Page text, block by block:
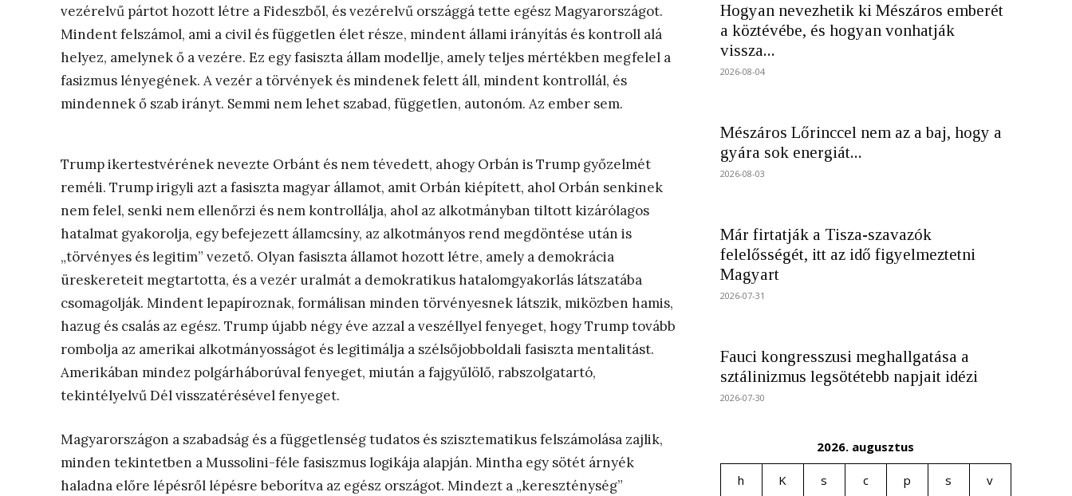
vezérelvű pártot hozott létre a Fideszből, és vezérelvű országgá tette egész Magyarországot.
Mindent felszámol, ami a civil és független élet része, mindent állami irányítás és kontroll alá
helyez, amelynek ő a vezére. Ez egy fasiszta állam modellje, amely teljes mértékben megfelel a
fasizmus lényegének. A vezér a törvények és mindenek felett áll, mindent kontrollál, és
mindennek ő szab irányt. Semmi nem lehet szabad, független, autonóm. Az ember sem.
Trump ikertestvérének nevezte Orbánt és nem tévedett, ahogy Orbán is Trump győzelmét
reméli. Trump irigyli azt a fasiszta magyar államot, amit Orbán kiépített, ahol Orbán senkinek
nem felel, senki nem ellenőrzi és nem kontrollálja, ahol az alkotmányban tiltott kizárólagos
hatalmat gyakorolja, egy befejezett államcsíny, az alkotmányos rend megdöntése után is
„törvényes és legitim” vezető. Olyan fasiszta államot hozott létre, amely a demokrácia
üreskereteit megtartotta, és a vezér uralmát a demokratikus hatalomgyakorlás látszatába
csomagolják. Mindent lepapíroznak, formálisan minden törvényesnek látszik, miközben hamis,
hazug és csalás az egész. Trump újabb négy éve azzal a veszéllyel fenyeget, hogy Trump tovább
rombolja az amerikai alkotmányosságot és legitimálja a szélsőjobboldali fasiszta mentalitást.
Amerikában mindez polgárháborúval fenyeget, miután a fajgyűlölő, rabszolgatartó,
tekintélyelvű Dél visszatérésével fenyeget.
Magyarországon a szabadság és a függetlenség tudatos és szisztematikus felszámolása zajlik,
minden tekintetben a Mussolini-féle fasiszmus logikája alapján. Mintha egy sötét árnyék
haladna előre lépésről lépésre beborítva az egész országot. Mindezt a „kereszténység”
Hogyan nevezhetik ki Mészáros emberét
a köztévébe, és hogyan vonhatják
vissza...
2026-08-04
Mészáros Lőrinccel nem az a baj, hogy a
gyára sok energiát...
2026-08-03
Már firtatják a Tisza-szavazók
felelősségét, itt az idő figyelmeztetni
Magyart
2026-07-31
Fauci kongresszusi meghallgatása a
sztálinizmus legsötétebb napjait idézi
2026-07-30
2026. augusztus
h K s c p s
v